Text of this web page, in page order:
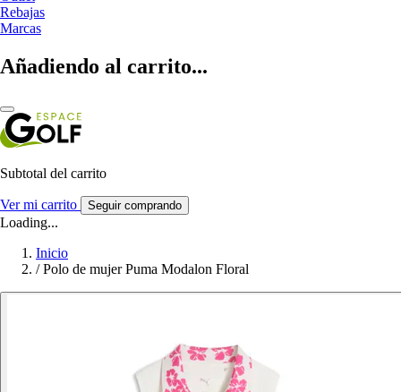
Rebajas
Marcas
Añadiendo al carrito...
Subtotal del carrito
Ver mi carrito Seguir comprando
Loading...
Inicio
/ Polo de mujer Puma Modalon Floral